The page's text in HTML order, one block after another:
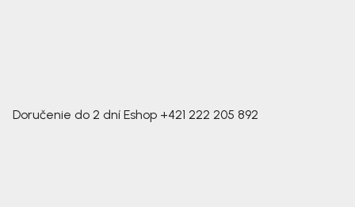
Doručenie do 2 dní Eshop +421 222 205 892